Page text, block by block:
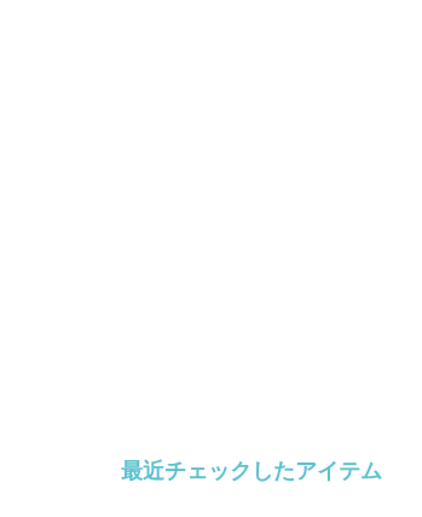
最近チェックしたアイテム